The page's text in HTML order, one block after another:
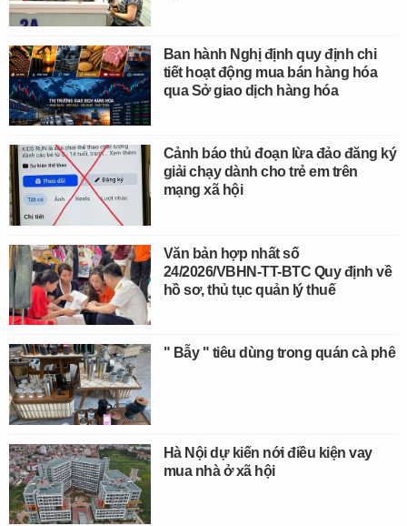
Ban hành Nghị định quy định chi
tiết hoạt động mua bán hàng hóa
qua Sở giao dịch hàng hóa
Cảnh báo thủ đoạn lừa đảo đăng ký
giải chạy dành cho trẻ em trên
mạng xã hội
Văn bản hợp nhất số
24/2026/VBHN-TT-BTC Quy định về
hồ sơ, thủ tục quản lý thuế
" Bẫy " tiêu dùng trong quán cà phê
Hà Nội dự kiến nới điều kiện vay
mua nhà ở xã hội